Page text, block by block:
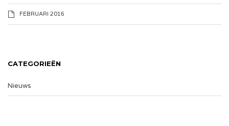
FEBRUARI 2016
CATEGORIEËN
Nieuws